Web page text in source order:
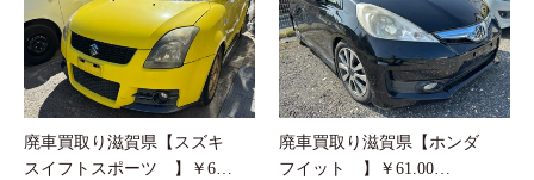
廃車買取り滋賀県【スズキ
スイフトスポーツ 】￥6…
廃車買取り滋賀県【ホンダ
フイット 】￥61.00…